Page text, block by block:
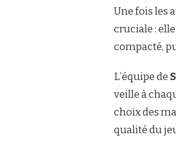
Une fois les
cruciale :
compacté,
L’équipe de
veille à
choix des
qualité du